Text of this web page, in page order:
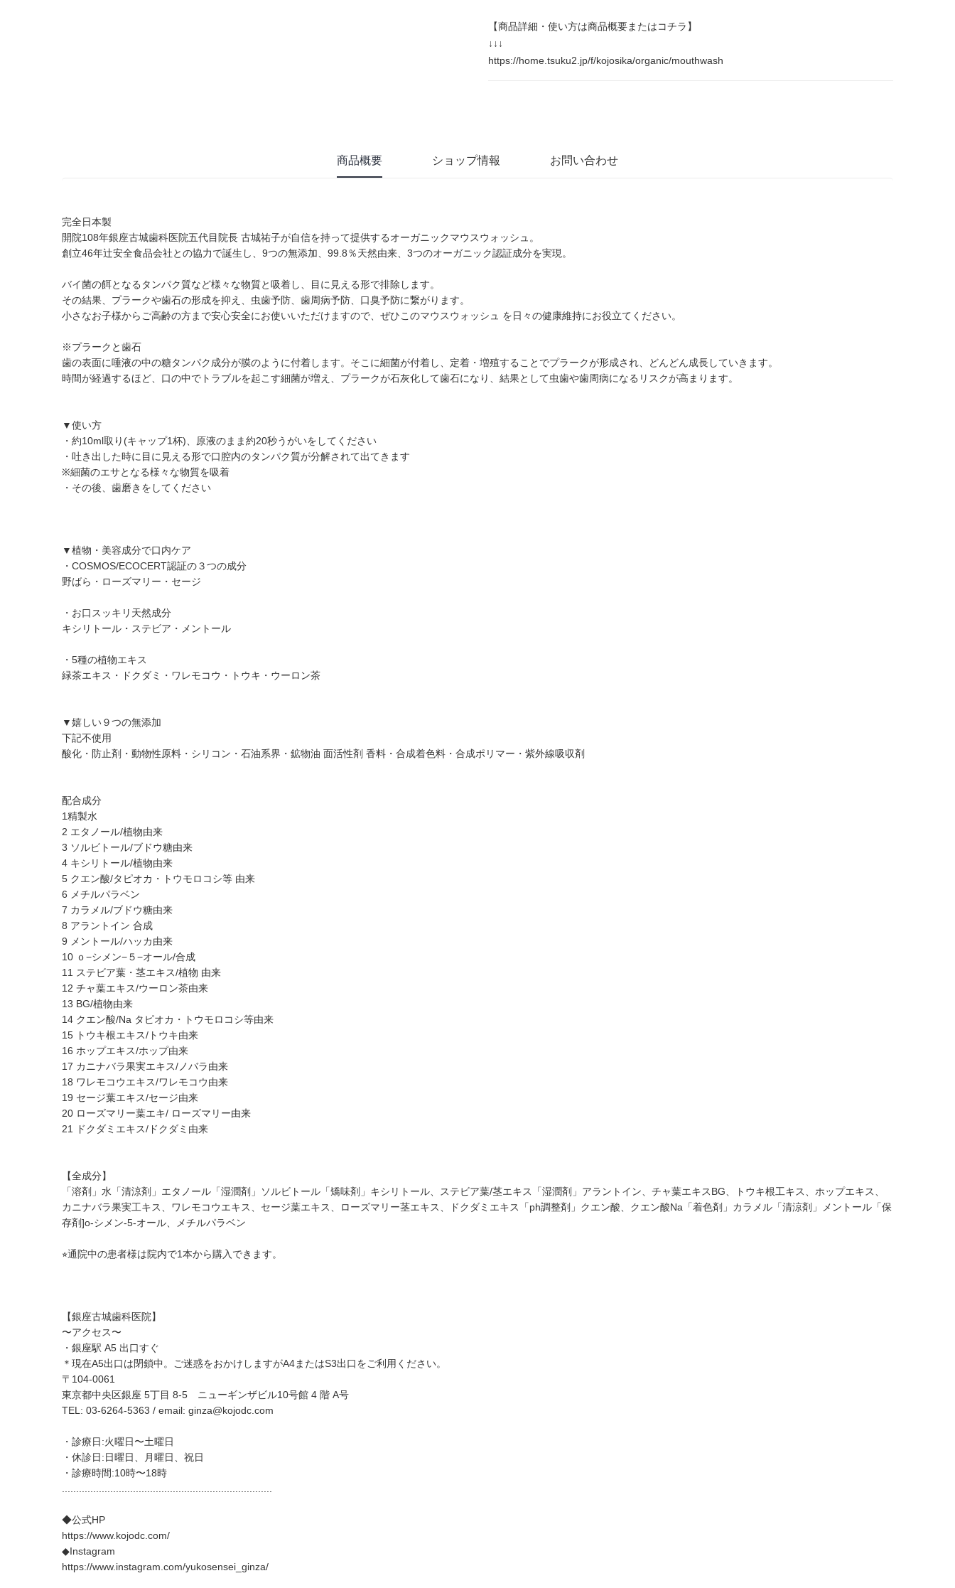
【商品詳細・使い方は商品概要またはコチラ】
↓↓↓
https://home.tsuku2.jp/f/kojosika/organic/mouthwash
商品概要 ショップ情報 お問い合わせ
完全日本製
開院108年銀座古城歯科医院五代目院長 古城祐子が自信を持って提供するオーガニックマウスウォッシュ。
創立46年辻安全食品会社との協力で誕生し、9つの無添加、99.8％天然由来、3つのオーガニック認証成分を実現。
バイ菌の餌となるタンパク質など様々な物質と吸着し、目に見える形で排除します。
その結果、プラークや歯石の形成を抑え、虫歯予防、歯周病予防、口臭予防に繋がります。
​小さなお子様からご高齢の方まで安心安全にお使いいただけますので、ぜひこのマウスウォッシュ を日々の健康維持にお役立てください。
​​※プラークと歯石
​歯の表面に唾液の中の糖タンパク成分が膜のように付着します。そこに細菌が付着し、定着・増殖することでプラークが形成され、どんどん成長していきます。
時間が経過するほど、口の中でトラブルを起こす細菌が増え、プラークが石灰化して歯石になり、結果として虫歯や歯周病になるリスクが高まります。
▼使い方
・約10ml取り(キャップ1杯)、原液のまま約20秒うがいをしてください
・吐き出した時に目に見える形で口腔内のタンパク質が分解されて出てきます
※細菌のエサとなる様々な物質を吸着
・その後、歯磨きをしてください
▼植物・美容成分で⼝内ケア
・COSMOS/ECOCERT認証の３つの成分
野ばら・ローズマリー・セージ
・お⼝スッキリ天然成分
キシリトール・ステビア・メントール
・5種の植物エキス
緑茶エキス・ドクダミ・ワレモコウ・トウキ・ウーロン茶
▼嬉しい９つの無添加
下記不使用
酸化・防⽌剤・動物性原料・シリコン・⽯油系界・鉱物油 ⾯活性剤 ⾹料・合成着⾊料・合成ポリマー・紫外線吸収剤
配合成分
1精製⽔
2 エタノール/植物由来
3 ソルビトール/ブドウ糖由来
4 キシリトール/植物由来
5 クエン酸/タピオカ・トウモロコシ等 由来
6 メチルパラベン
7 カラメル/ブドウ糖由来
8 アラントイン 合成
9 メントール/ハッカ由来
10 ｏ−シメン−５−オール/合成
11 ステビア葉・茎エキス/植物 由来
12 チャ葉エキス/ウーロン茶由来
13 BG/植物由来
14 クエン酸/Na タピオカ・トウモロコシ等由来
15 トウキ根エキス/トウキ由来
16 ホップエキス/ホップ由来
17 カニナバラ果実エキス/ノバラ由来
18 ワレモコウエキス/ワレモコウ由来
19 セージ葉エキス/セージ由来
20 ローズマリー葉エキ/ ローズマリー由来
21 ドクダミエキス/ドクダミ由来
【全成分】
「溶剤」水「清涼剤」エタノール「湿潤剤」ソルビトール「矯味剤」キシリトール、ステビア葉/茎エキス「湿潤剤」アラントイン、チャ葉エキスBG、トウキ根工キス、ホップエキス、
カニナバラ果実工キス、ワレモコウエキス、セージ葉エキス、ローズマリー茎エキス、ドクダミエキス「ph調整剤」クエン酸、クエン酸Na「着色剤」カラメル「清涼剤」メントール「保
存剤]o-シメン-5-オール、メチルパラベン
⭐︎通院中の患者様は院内で1本から購入できます。
【銀座古城歯科医院】
〜アクセス〜
・銀座駅 A5 出口すぐ
＊現在A5出口は閉鎖中。ご迷惑をおかけしますがA4またはS3出口をご利用ください。
〒104-0061
東京都中央区銀座 5丁目 8-5 ニューギンザビル10号館 4 階 A号
TEL: 03-6264-5363 / email: ginza@kojodc.com
・診療日:火曜日〜土曜日
・休診日:日曜日、月曜日、祝日
・診療時間:10時〜18時
◆公式HP
https://www.kojodc.com/
◆Instagram
https://www.instagram.com/yukosensei_ginza/